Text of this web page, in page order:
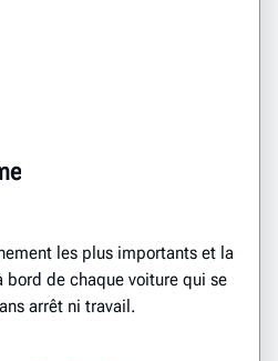
les plus importants et la
de chaque voiture qui se
arrêt ni travail.